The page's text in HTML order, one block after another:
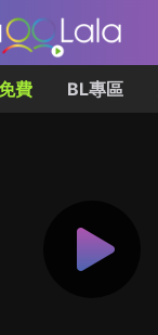
費 BL專區